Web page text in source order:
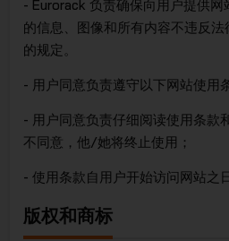
- Eurorack 负责确保向用户提供
的信息、图像和所有内容不违反
的规定。
- 用户同意负责遵守以下网站使用
- 用户同意负责仔细阅读使用条款
不同意，他/她将终止使用；
- 使用条款自用户开始访问网站之
版权和商标